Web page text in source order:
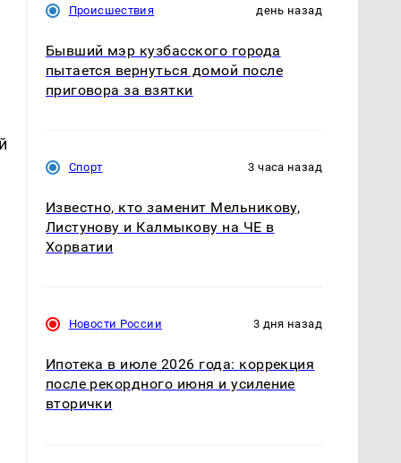
Происшествия день назад
Бывший мэр кузбасского города
пытается вернуться домой после
приговора за взятки
Спорт 3 часа назад
Известно, кто заменит Мельникову,
Листунову и Калмыкову на ЧЕ в
Хорватии
Новости России 3 дня назад
Ипотека в июле 2026 года: коррекция
после рекордного июня и усиление
вторички